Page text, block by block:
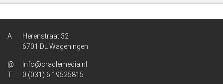
Herenstraat 32
6701 DL Wageningen
info@cradlemedia.nl
0 (031) 6 19525815